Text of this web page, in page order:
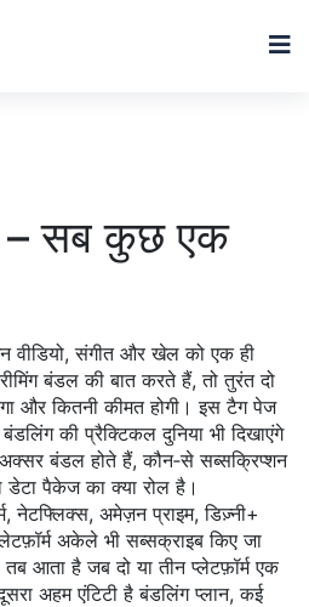
– सब कुछ एक
वीडियो, संगीत और खेल को एक ही
बंडल की बात करते हैं, तो तुरंत दो
और कितनी कीमत होगी। इस टैग पेज
बंडलिंग की प्रैक्टिकल दुनिया भी दिखाएंगे
बंडल होते हैं, कौन‑से सब्सक्रिप्शन
पैकेज का क्या रोल है।
,नेटफ्लिक्स, अमेज़न प्राइम, डिज़्नी+
अकेले भी सब्सक्राइब किए जा
आता है जब दो या तीन प्लेटफ़ॉर्म एक
अहम एंटिटी हैबंडलिंग प्लान,कई